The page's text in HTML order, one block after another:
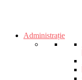
Administrație